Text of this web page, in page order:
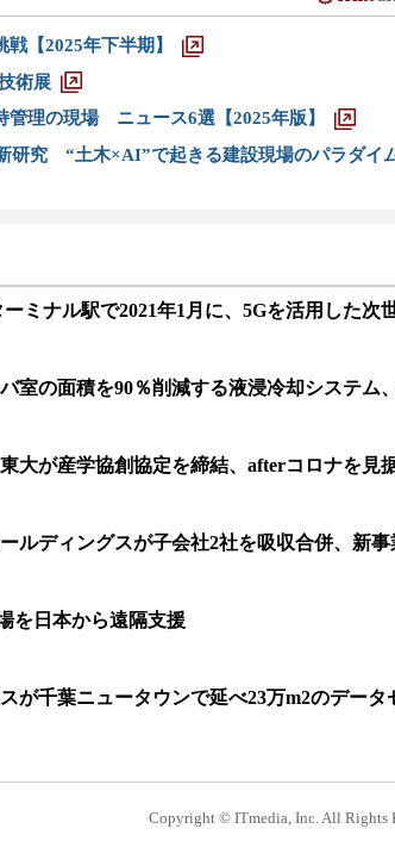
【2025年下半期】
術展
管理の現場 ニュース6選【2025年版】
研究 “土木×AI”で起きる建設現場のパラダイ
ミナル駅で2021年1月に、5Gを活用した次
室の面積を90％削減する液浸冷却システム
大が産学協創協定を締結、afterコロナを見
ルディングスが子会社2社を吸収合併、新事
を日本から遠隔支援
が千葉ニュータウンで延べ23万m2のデータ
Copyright © ITmedia, Inc. All Rights